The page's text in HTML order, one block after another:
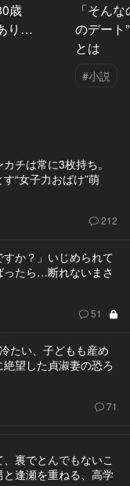
歳
り…
「そん
のデート
とは
#小説
チは常に3枚持ち。
“女子力おばけ”萌
212
すか？」いじめられて
ったら…断れないまさ
51
たい、子どもも産め
望した貞淑妻の恐ろ
71
裏でとんでもないこ
逢瀬を重ねる、高学